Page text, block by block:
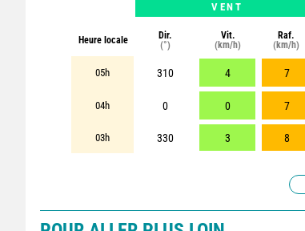
VENT
Heure locale
Dir.
(°)
Vit.
(km/h)
Raf.
(km/h)
05h 310 4 7
04h 0 0 7
03h 330 3 8